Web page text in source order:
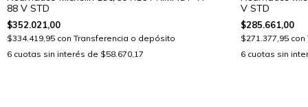
88 V STD
$352.021,00
$334.419,95 con Transferencia o depósito
6 cuotas sin interés de $58.670,17
V STD
$285.661,00
$271.377,95 con
6 cuotas sin